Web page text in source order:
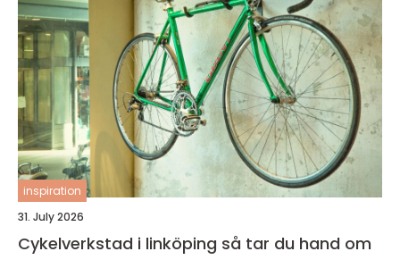
inspiration
31. July 2026
Cykelverkstad i linköping så tar du hand om